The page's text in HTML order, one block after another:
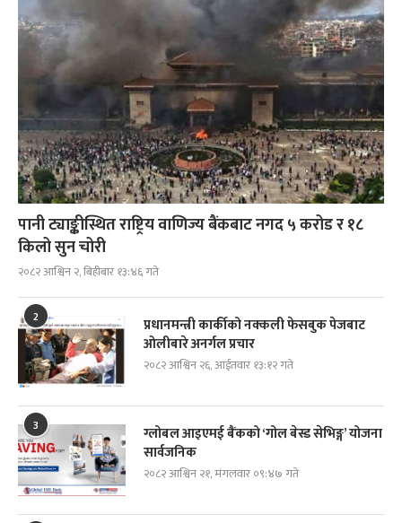
पानी ट्याङ्कीस्थित राष्ट्रिय वाणिज्य बैंकबाट नगद ५ करोड र १८
किलो सुन चोरी
२०८२ आश्विन २, बिहीबार १३:४६ गते
2
प्रधानमन्त्री कार्कीको नक्कली फेसबुक पेजबाट
ओलीबारे अनर्गल प्रचार
२०८२ आश्विन २६, आईतवार १३:१२ गते
3
ग्लोबल आइएमई बैंकको ‘गोल बेस्ड सेभिङ्ग’ योजना
सार्वजनिक
२०८२ आश्विन २१, मंगलवार ०९:४७ गते